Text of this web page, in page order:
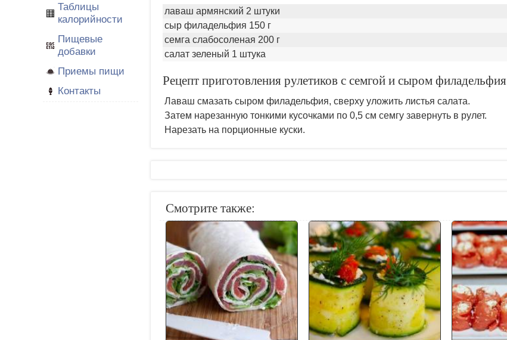
Таблицы
калорийности
Пищевые
добавки
Приемы пищи
Контакты
лаваш армянский 2 штуки
сыр филадельфия 150 г
семга слабосоленая 200 г
салат зеленый 1 штука
Рецепт приготовления рулетиков с семгой и сыром филадельфия
Лаваш смазать сыром филадельфия, сверху уложить листья салата.
Затем нарезанную тонкими кусочками по 0,5 см семгу завернуть в рулет.
Нарезать на порционные куски.
Смотрите также: